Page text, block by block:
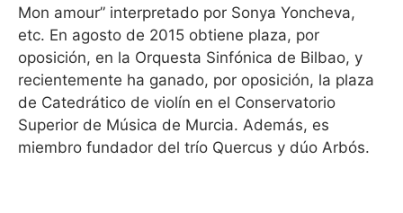
Mon amour” interpretado por Sonya Yoncheva,
etc. En agosto de 2015 obtiene plaza, por
oposición, en la Orquesta Sinfónica de Bilbao, y
recientemente ha ganado, por oposición, la plaza
de Catedrático de violín en el Conservatorio
Superior de Música de Murcia. Además, es
miembro fundador del trío Quercus y dúo Arbós.